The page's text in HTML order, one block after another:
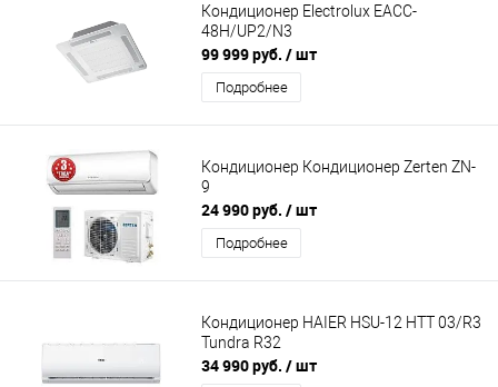
Кондиционер Electrolux EACC-
48H/UP2/N3
99 999 руб. / шт
Подробнее
Кондиционер Кондиционер Zerten ZN-
9
24 990 руб. / шт
Подробнее
Кондиционер HAIER HSU-12 HTT 03/R3
Tundra R32
34 990 руб. / шт